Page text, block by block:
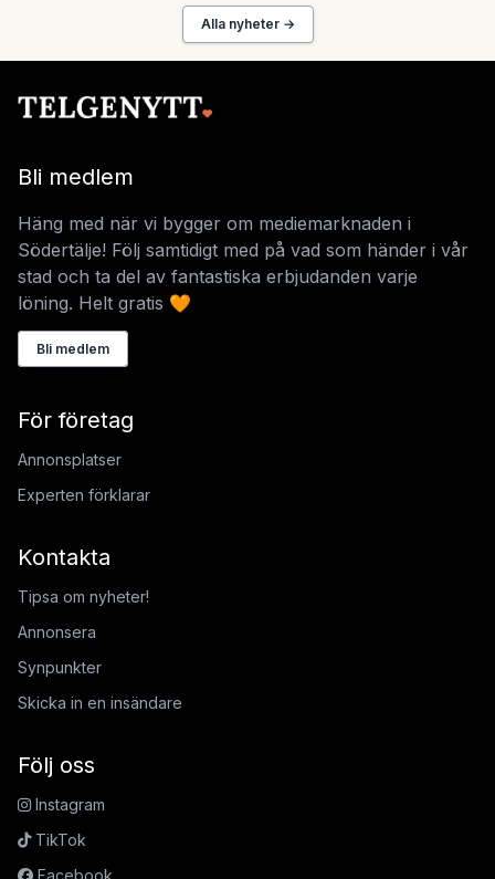
Alla nyheter →
Bli medlem
Häng med när vi bygger om mediemarknaden i
Södertälje! Följ samtidigt med på vad som händer i vår
stad och ta del av fantastiska erbjudanden varje
löning. Helt gratis 🧡
Bli medlem
För företag
Annonsplatser
Experten förklarar
Kontakta
Tipsa om nyheter!
Annonsera
Synpunkter
Skicka in en insändare
Följ oss
Instagram
TikTok
Facebook